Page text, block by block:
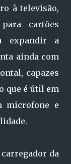
à televisão,
cartões
expandir a
ainda com
capazes
que é útil em
microfone e
da